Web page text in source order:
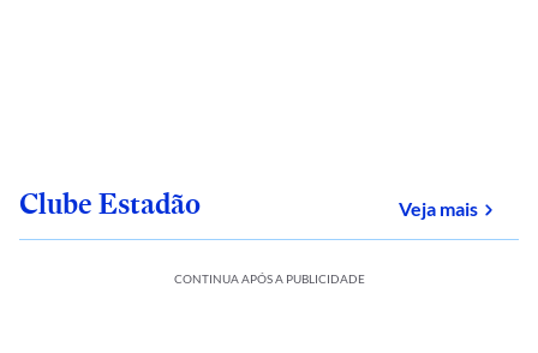
Clube Estadão Veja maissobre
CONTINUA APÓS A PUBLICIDADE